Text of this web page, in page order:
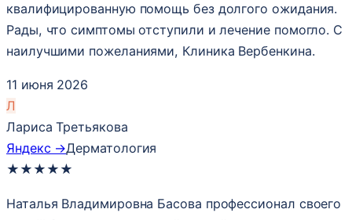
квалифицированную помощь без долгого ожидания.
Рады, что симптомы отступили и лечение помогло. С
наилучшими пожеланиями, Клиника Вербенкина.
11 июня 2026
Л
Лариса Третьякова
Яндекс →Дерматология
★ ★ ★ ★ ★
Наталья Владимировна Басова профессионал своего